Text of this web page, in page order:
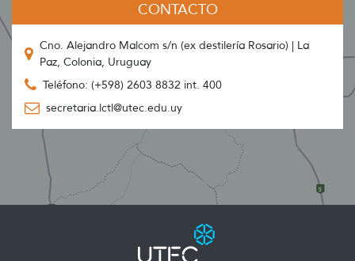
CONTACTO
Cno. Alejandro Malcom s/n (ex destilería Rosario) | La
Paz, Colonia, Uruguay
Teléfono: (+598) 2603 8832 int. 400
secretaria.lctl@utec.edu.uy